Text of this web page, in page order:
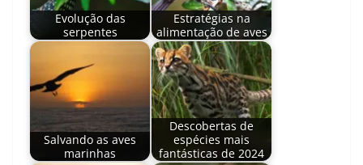
Evolução das
serpentes
Estratégias na
alimentação de aves
Salvando as aves
marinhas
Descobertas de
espécies mais
fantásticas de 2024